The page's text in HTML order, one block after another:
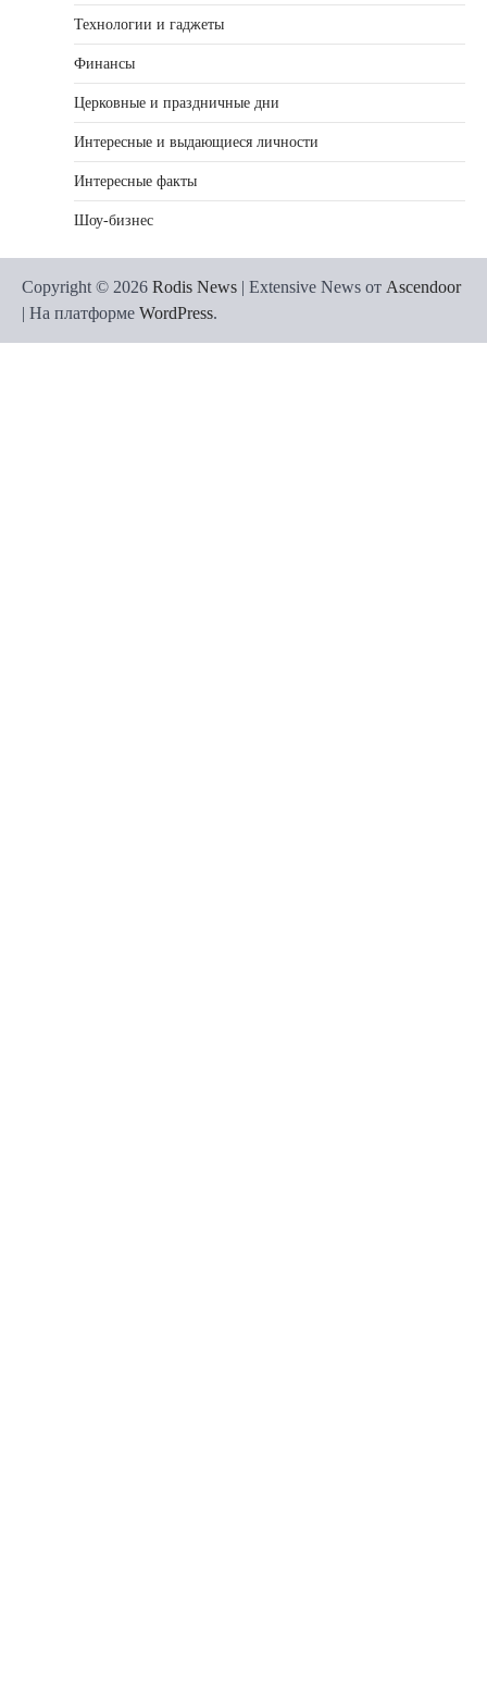
Технологии и гаджеты
Финансы
Церковные и праздничные дни
Интересные и выдающиеся личности
Интересные факты
Шоу-бизнес
Copyright © 2026 Rodis News | Extensive News от Ascendoor
| На платформе WordPress.